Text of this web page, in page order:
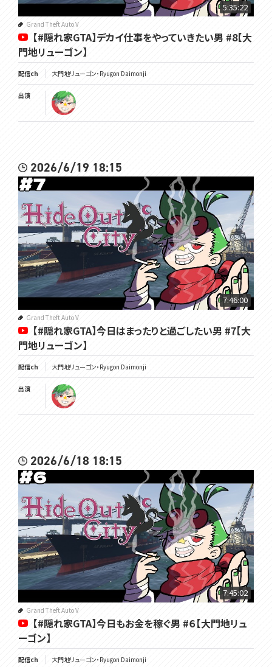
5:35:22
Grand Theft Auto V
【#隠れ家GTA】デカイ仕事をやっていきたい男 #8【大
門地リューゴン】
配信ch 大門地リューゴン・Ryugon Daimonji
出演
2026/6/19 18:15
7:46:00
Grand Theft Auto V
【#隠れ家GTA】今日はまったりと過ごしたい男 #7【大
門地リューゴン】
配信ch 大門地リューゴン・Ryugon Daimonji
出演
2026/6/18 18:15
7:45:02
Grand Theft Auto V
【#隠れ家GTA】今日もお金を稼ぐ男 #６【大門地リュ
ーゴン】
配信ch 大門地リューゴン・Ryugon Daimonji